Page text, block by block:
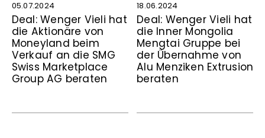
05.07.2024
Deal: Wenger Vieli hat
die Aktionäre von
Moneyland beim
Verkauf an die SMG
Swiss Marketplace
Group AG beraten
18.06.2024
Deal: Wenger Vieli hat
die Inner Mongolia
Mengtai Gruppe bei
der Übernahme von
Alu Menziken Extrusion
beraten